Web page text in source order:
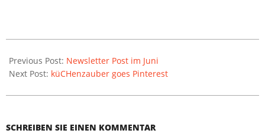
Previous Post: Newsletter Post im Juni
Next Post: küCHenzauber goes Pinterest
SCHREIBEN SIE EINEN KOMMENTAR